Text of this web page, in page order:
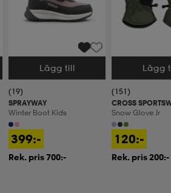
Välj storlek
Lägg till
(19)
SPRAYWAY
Winter Boot Kids
399:-
Rek. pris 700:-
Välj storlek
Lägg
(151)
CROSS
Snow Glove Jr
120:-
Rek. pris 200:-